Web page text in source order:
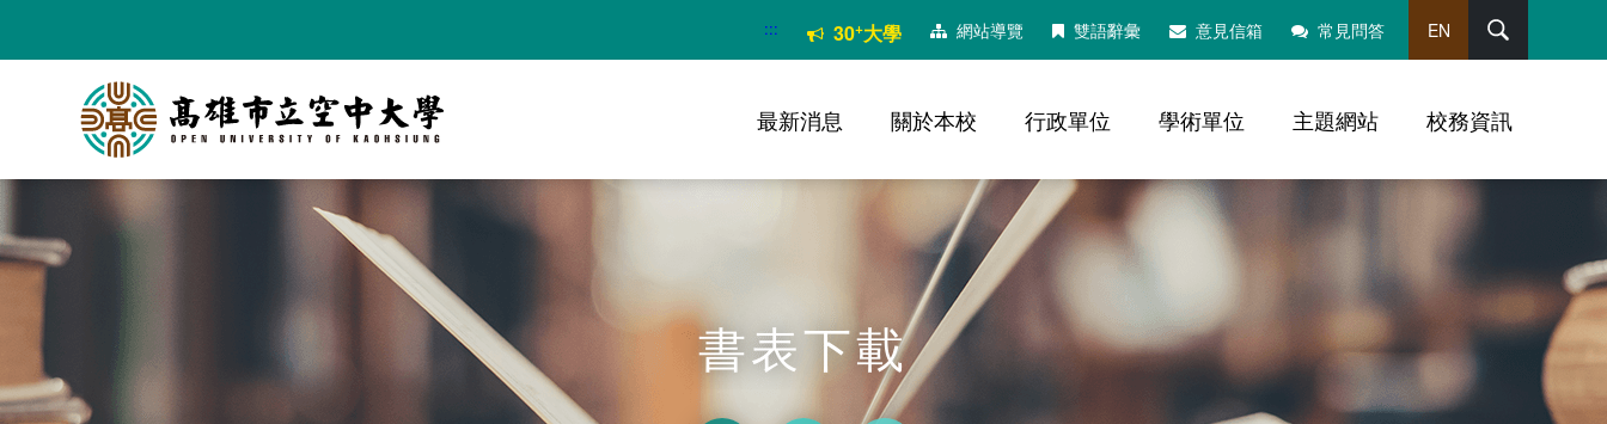
要
::: 30+大學 網站導覽 雙語辭彙 意見信箱 常見問答 EN
最新消息 關於本校 行政單位 學術單位 主題網站 校務資訊
書表下載